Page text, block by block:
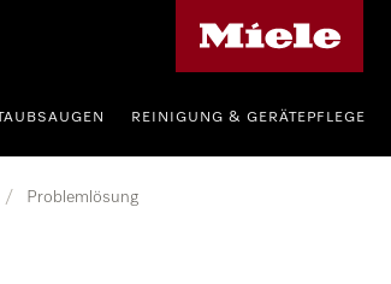
REINIGUNG & GERÄTEPFLEGE
/ Problemlösung